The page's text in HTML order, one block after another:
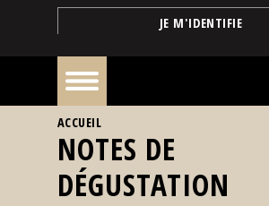
JE M'IDENTIFIE
À
la
une
VOUS ÊTES ICI
ACCUEIL
NOTES DE
DÉGUSTATION